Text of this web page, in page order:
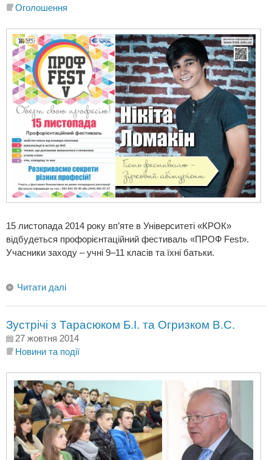
Оголошення
15 листопада 2014 року вп’яте в Університеті «КРОК»
відбудеться профорієнтаційний фестиваль «ПРОФ Fest».
Учасники заходу – учні 9–11 класів та їхні батьки.
Читати далі
Зустрічі з Тарасюком Б.І. та Огризком В.С.
27 жовтня 2014
Новини та події